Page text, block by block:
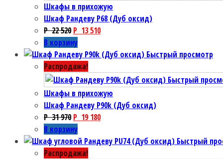
Шкафы в прихожую
Шкаф Рандеву P68 (Дуб оксид)
P22 520 P 13 510
В корзину
Быстрый просмотр
Распродажа!
Быстрый
Шкафы в прихожую
Шкаф Рандеву P90k (Дуб оксид)
P31 970 P 19 180
В корзину
Быстрый
Распродажа!